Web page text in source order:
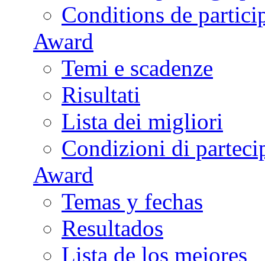
Conditions de
Award
Temi e scadenze
Risultati
Lista dei migliori
Condizioni di
Award
Temas y fechas
Resultados
Lista de los mejores